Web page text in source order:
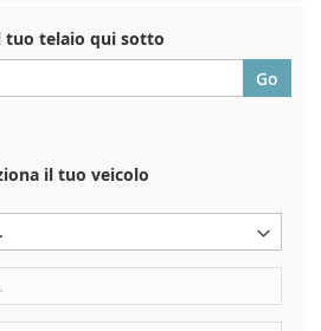
tuo telaio qui sotto
in macchina
del sedile anteriore destro
sotto il cofano
il tuo veicolo